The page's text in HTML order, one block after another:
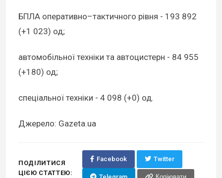
БПЛА оперативно–тактичного рівня - 193 892
(+1 023) од;
автомобільної техніки та автоцистерн - 84 955
(+180) од;
спеціальної техніки - 4 098 (+0) од.
Джерело: Gazeta.ua
ПОДІЛИТИСЯ
ЦІЄЮ СТАТТЕЮ:
Facebook Twitter